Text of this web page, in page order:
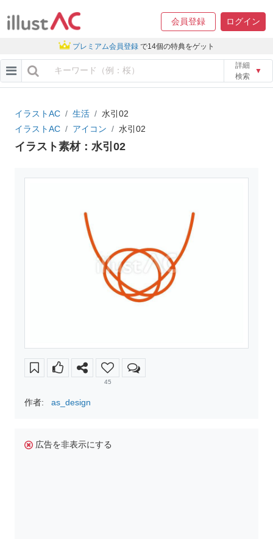
会員登録 ログイン
プレミアム会員登録 で14個の特典をゲット
詳細
検索
▼
イラストAC 生活
水引02
イラストAC
アイコン 水引02
イラスト素材：水引02
45
作者: as_design
広告を非表示にする